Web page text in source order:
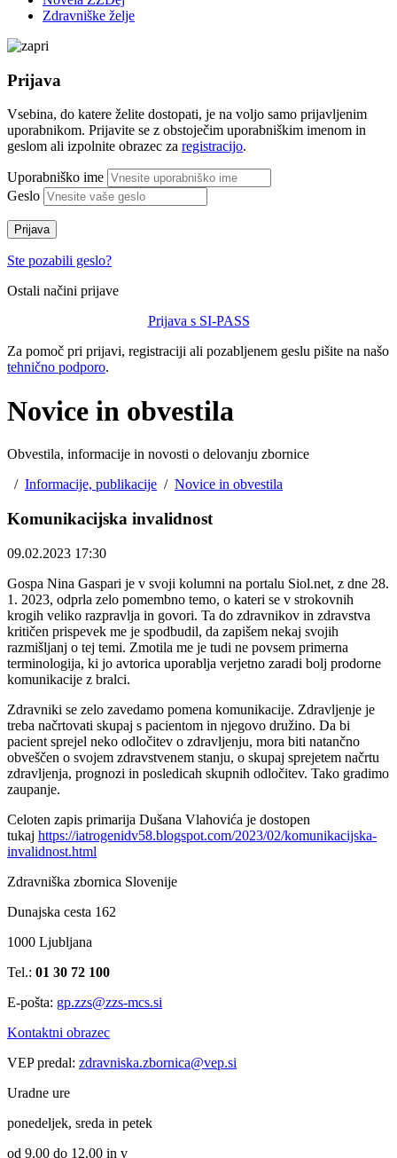
Zdravniške želje
Prijava
Vsebina, do katere želite dostopati, je na voljo samo prijavljenim
uporabnikom. Prijavite se z obstoječim uporabniškim imenom in
geslom ali izpolnite obrazec za registracijo.
Uporabniško ime
Geslo
Prijava
Ste pozabili geslo?
Ostali načini prijave
Prijava s SI-PASS
Za pomoč pri prijavi, registraciji ali pozabljenem geslu pišite na našo
tehnično podporo.
Novice in obvestila
Obvestila, informacije in novosti o delovanju zbornice
/ Informacije, publikacije / Novice in obvestila
Komunikacijska invalidnost
09.02.2023 17:30
Gospa Nina Gaspari je v svoji kolumni na portalu Siol.net, z dne 28.
1. 2023, odprla zelo pomembno temo, o kateri se v strokovnih
krogih veliko razpravlja in govori. Ta do zdravnikov in zdravstva
kritičen prispevek me je spodbudil, da zapišem nekaj svojih
razmišljanj o tej temi. Zmotila me je tudi ne povsem primerna
terminologija, ki jo avtorica uporablja verjetno zaradi bolj prodorne
komunikacije z bralci.
Zdravniki se zelo zavedamo pomena komunikacije. Zdravljenje je
treba načrtovati skupaj s pacientom in njegovo družino. Da bi
pacient sprejel neko odločitev o zdravljenju, mora biti natančno
obveščen o svojem zdravstvenem stanju, o skupaj sprejetem načrtu
zdravljenja, prognozi in posledicah skupnih odločitev. Tako gradimo
zaupanje.
Celoten zapis primarija Dušana Vlahovića je dostopen
tukaj https://iatrogenidv58.blogspot.com/2023/02/komunikacijska-
invalidnost.html
Zdravniška zbornica Slovenije
Dunajska cesta 162
1000 Ljubljana
Tel.: 01 30 72 100
E-pošta: gp.zzs@zzs-mcs.si
Kontaktni obrazec
VEP predal: zdravniska.zbornica@vep.si
Uradne ure
ponedeljek, sreda in petek
od 9.00 do 12.00 in v